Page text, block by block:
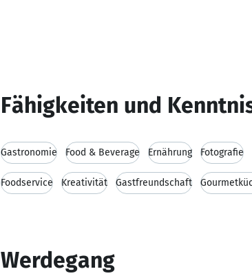
Fähigkeiten und
Gastronomie Food & Beverage Ernährung Fotografie
Foodservice Kreativität Gastfreundschaft
Werdegang